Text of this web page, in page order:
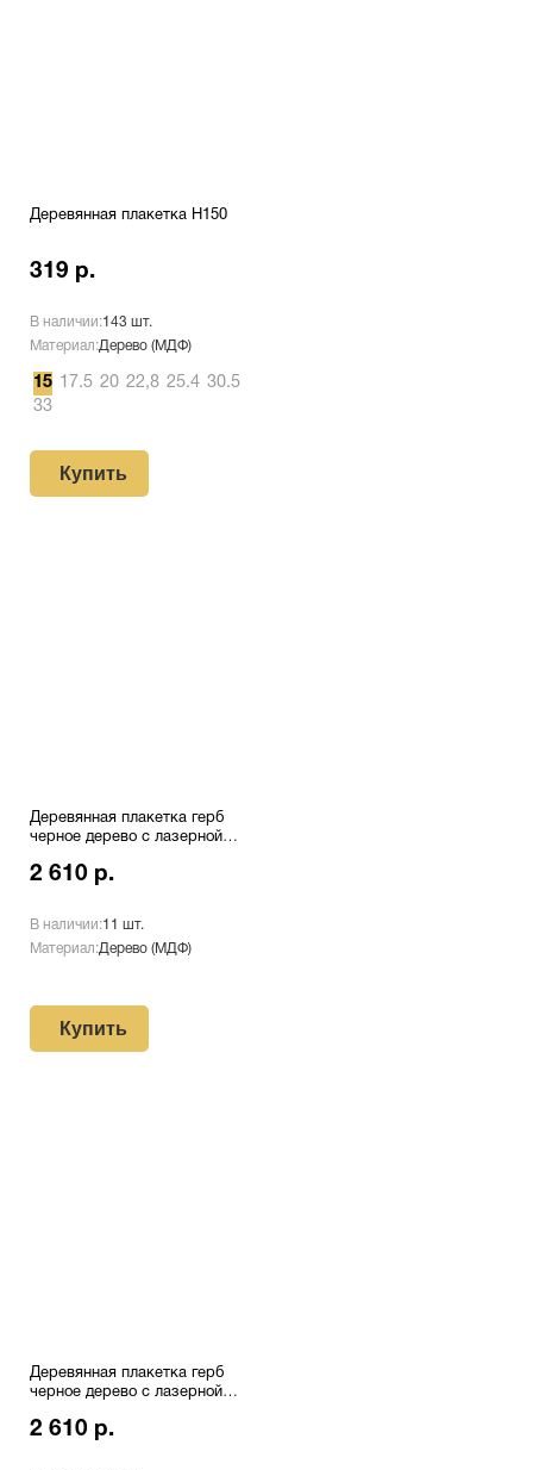
Деревянная плакетка H150
319 р.
В наличии:143 шт.
Материал:Дерево (МДФ)
15 17.5 20 22,8 25.4 30.5
33
Купить
Деревянная плакетка герб
черное дерево с лазерной
2 610 р.
В наличии:11 шт.
Материал:Дерево (МДФ)
Купить
Деревянная плакетка герб
черное дерево с лазерной
2 610 р.